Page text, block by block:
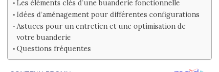
Les éléments clés d’une buanderie fonctionnelle
Idées d’aménagement pour différentes configurations
Astuces pour un entretien et une optimisation de
votre buanderie
Questions fréquentes